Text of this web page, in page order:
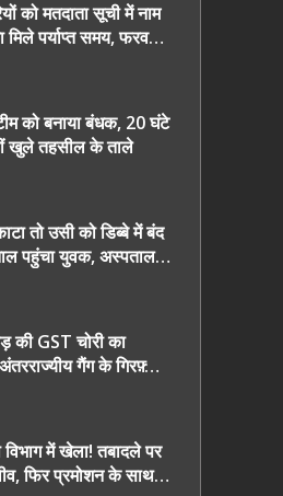
को मतदाता सूची में नाम
पर्याप्त समय, फरवरी
को बनाया बंधक, 20 घंटे
खुले तहसील के ताले
तो उसी को डिब्बे में बंद
पहुंचा युवक, अस्पताल में
की GST चोरी का
गैंग के गिरफ़्तार
विभाग में खेला! तबादले पर
फिर प्रमोशन के साथ